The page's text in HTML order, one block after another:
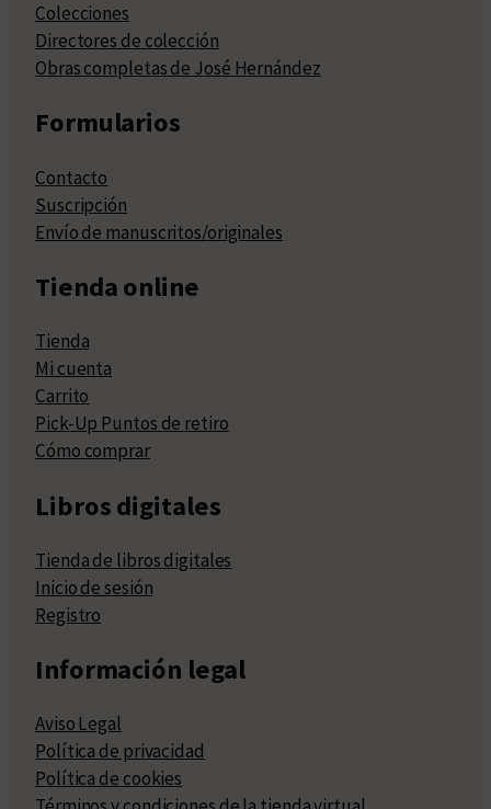
Colecciones
Directores de colección
Obras completas de José Hernández
Formularios
Contacto
Suscripción
Envío de manuscritos/originales
Tienda online
Tienda
Mi cuenta
Carrito
Pick-Up Puntos de retiro
Cómo comprar
Libros digitales
Tienda de libros digitales
Inicio de sesión
Registro
Información legal
Aviso Legal
Política de privacidad
Política de cookies